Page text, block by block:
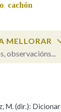
, cachón
MELLORAR
observacións...
OPCIÓN:
M. (dir.):